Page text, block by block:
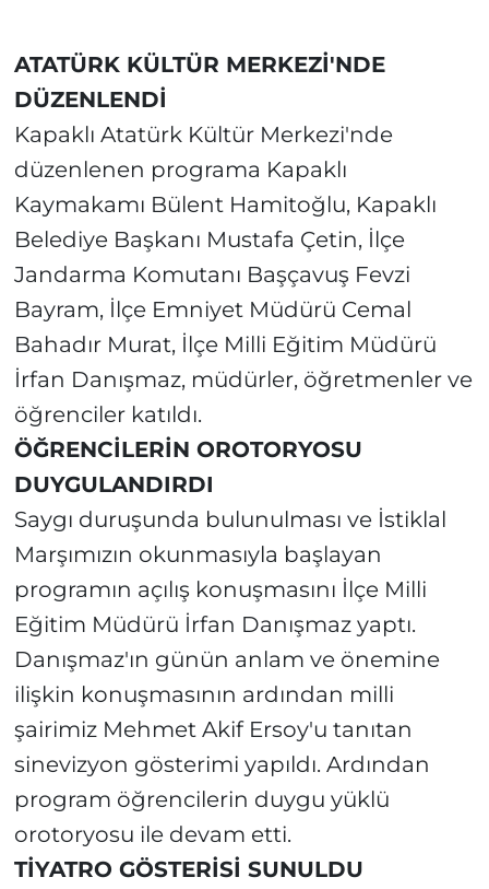
ATATÜRK KÜLTÜR MERKEZİ'NDE
DÜZENLENDİ
Kapaklı Atatürk Kültür Merkezi'nde
düzenlenen programa Kapaklı
Kaymakamı Bülent Hamitoğlu, Kapaklı
Belediye Başkanı Mustafa Çetin, İlçe
Jandarma Komutanı Başçavuş Fevzi
Bayram, İlçe Emniyet Müdürü Cemal
Bahadır Murat, İlçe Milli Eğitim Müdürü
İrfan Danışmaz, müdürler, öğretmenler ve
öğrenciler katıldı.
ÖĞRENCİLERİN OROTORYOSU
DUYGULANDIRDI
Saygı duruşunda bulunulması ve İstiklal
Marşımızın okunmasıyla başlayan
programın açılış konuşmasını İlçe Milli
Eğitim Müdürü İrfan Danışmaz yaptı.
Danışmaz'ın günün anlam ve önemine
ilişkin konuşmasının ardından milli
şairimiz Mehmet Akif Ersoy'u tanıtan
sinevizyon gösterimi yapıldı. Ardından
program öğrencilerin duygu yüklü
orotoryosu ile devam etti.
TİYATRO GÖSTERİSİ SUNULDU